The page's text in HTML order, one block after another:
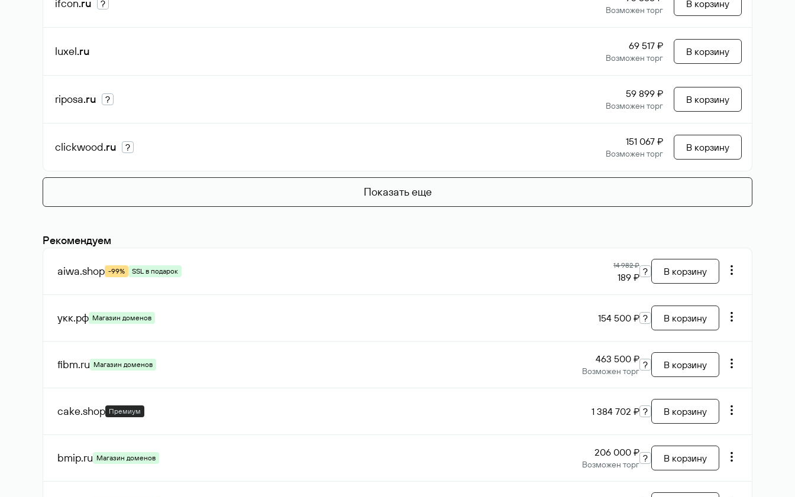
ifcon.ru ?
Возможен торг
В корзину
luxel.ru 69 517 ₽
Возможен торг
В корзину
riposa.ru ? 59 899 ₽
Возможен торг
В корзину
clickwood.ru ? 151 067 ₽
Возможен торг
В корзину
Показать еще
Рекомендуем
aiwa.shop -99% SSL в подарок
14 982 ₽
189 ₽ ? В корзину
укк.рф Магазин доменов 154 500 ₽ ? В корзину
fibm.ru Магазин доменов 463 500 ₽
Возможен торг
? В корзину
cake.shop Премиум 1 384 702 ₽ ? В корзину
bmip.ru Магазин доменов 206 000 ₽
Возможен торг
? В корзину